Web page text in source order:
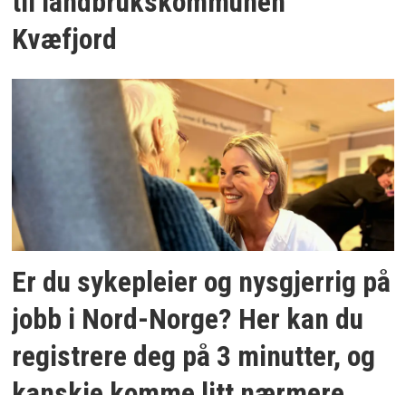
Kvæfjord
Er du sykepleier og nysgjerrig på
jobb i Nord-Norge? Her kan du
registrere deg på 3 minutter, og